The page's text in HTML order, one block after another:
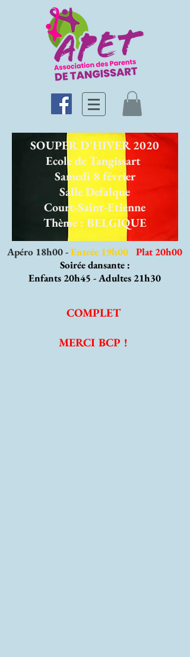
SOUPER D'HIVER 2020
Ecole de Tangissart
Samedi 8 février
Salle Defalque
Court-Saint-Etienne
Thème : BELGIQUE
Apéro 18h00 -Entrée 19h00-Plat 20h00
Soirée dansante :
Enfants 20h45 - Adultes 21h30
COMPLET
MERCI BCP !